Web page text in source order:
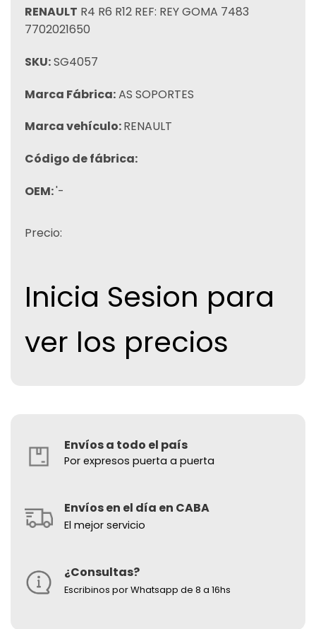
RENAULT R4 R6 R12 REF: REY GOMA 7483
7702021650
SKU:SG4057
Marca Fábrica:AS SOPORTES
Marca vehículo:RENAULT
Código de fábrica:
OEM:'-
Precio:
Inicia Sesion para
ver los precios
Envíos a todo el país
Por expresos puerta a puerta
Envíos en el día en CABA
El mejor servicio
¿Consultas?
Escribinos por Whatsapp de 8 a 16hs